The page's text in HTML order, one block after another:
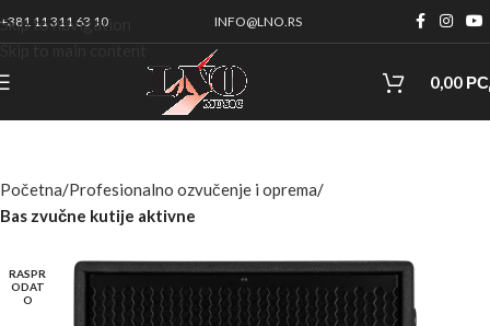
Skip to navigation
Skip to main content
+381 11 311 63 10 INFO@LNO.RS
0,00
Početna Profesionalno ozvučenje i oprema
Bas zvučne kutije aktivne
RASPR
ODAT
O